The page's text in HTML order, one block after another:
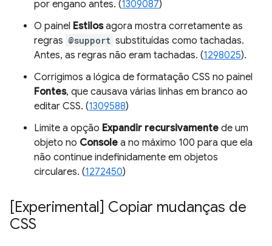
por engano antes. (1309087)
O painel Estilosagora mostra corretamente as
regras @support substituídas como tachadas.
Antes, as regras não eram tachadas. (1298025).
Corrigimos a lógica de formatação CSS no painel
Fontes, que causava várias linhas em branco ao
editar CSS. (1309588)
Limite a opção Expandir recursivamente de um
objeto no Console a no máximo 100 para que ela
não continue indefinidamente em objetos
circulares. (1272450)
[Experimental] Copiar mudanças de
CSS